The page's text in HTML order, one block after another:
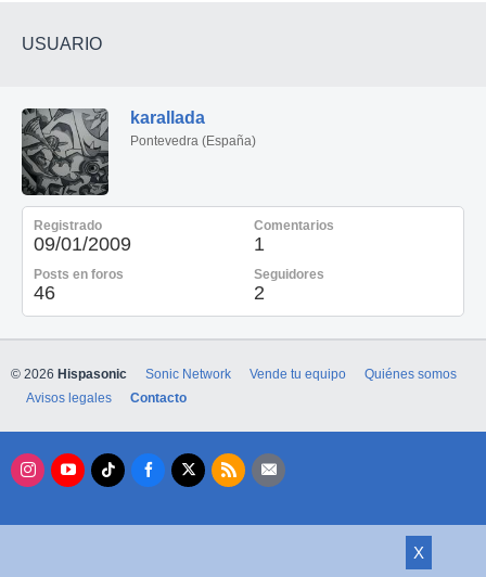
USUARIO
karallada
Pontevedra (España)
Registrado
09/01/2009
Comentarios
1
Posts en foros
46
Seguidores
2
X
© 2026 Hispasonic Sonic Network Vende tu equipo
Quiénes somos
Avisos legales
Contacto